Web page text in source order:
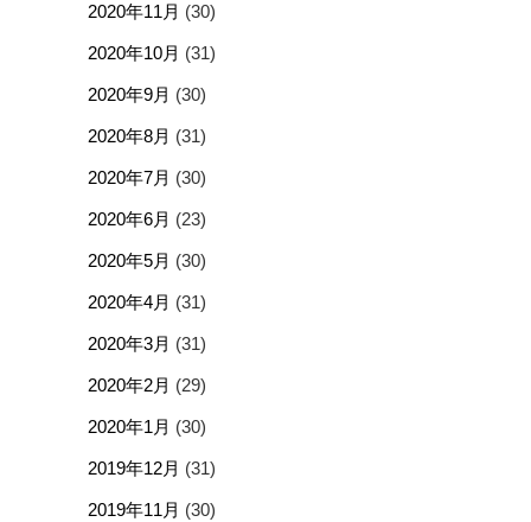
2020年11月 (30)
2020年10月 (31)
2020年9月 (30)
2020年8月 (31)
2020年7月 (30)
2020年6月 (23)
2020年5月 (30)
2020年4月 (31)
2020年3月 (31)
2020年2月 (29)
2020年1月 (30)
2019年12月 (31)
2019年11月 (30)